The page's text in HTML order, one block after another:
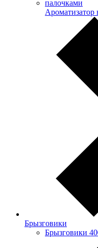
Ароматизатор
Брызговики
Брызговики